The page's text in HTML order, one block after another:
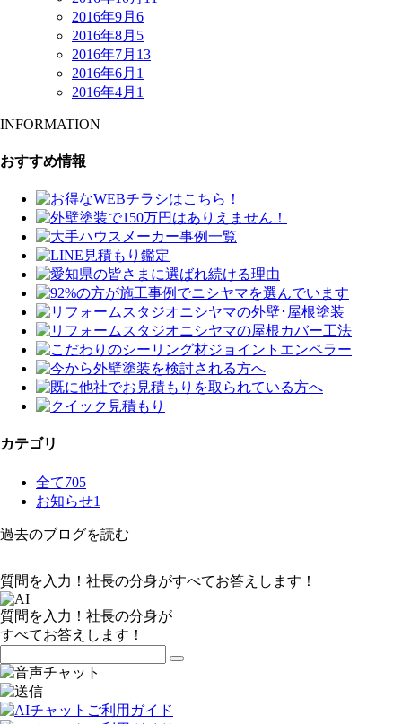
2016年9月 6
2016年8月 5
2016年7月 13
2016年6月 1
2016年4月 1
INFORMATION
おすすめ情報
カテゴリ
全て705
お知らせ1
過去のブログを読む
質問を入力！社長の分身がすべてお答えします！
質問を入力！社長の分身が
すべてお答えします！